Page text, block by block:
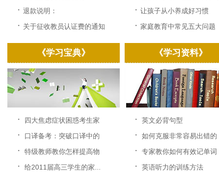
· 退款说明：
· 关于征收教员认证费的通知
· 让孩子从小养成好习惯
· 家庭教育中常见五大问题
《学习宝典》
· 四大焦虑症状困惑考生家
长...
· 口译备考：突破口译中的
速...
· 特级教师教你怎样提高物
理...
· 给2011届高三学生的家...
《学习资料》
· 英文必背句型
· 如何克服非常容易出错的
中...
· 专家教你如何有效记单词
· 英语听力的训练方法